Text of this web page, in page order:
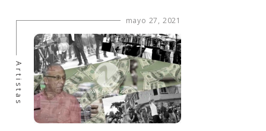
mayo 27, 2021
Artistas